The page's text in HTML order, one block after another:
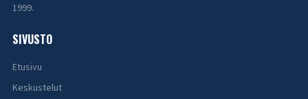
1999.
SIVUSTO
Etusivu
Keskustelut